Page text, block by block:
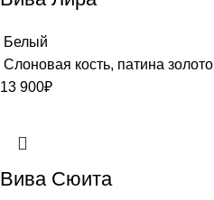
Белый
Слоновая кость, патина золото
13 900₽
Вива Сюита